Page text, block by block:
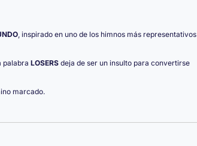
, inspirado en uno de los himnos más representativos
palabra LOSERSdeja de ser un insulto para convertirse
marcado.